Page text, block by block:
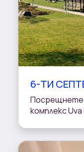
6-ТИ
Посрещнете
комплекс Uva